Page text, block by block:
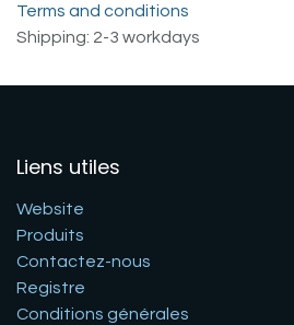
Terms and conditions
Shipping: 2-3 workdays
Liens utiles
Website
Produits
Contactez-nous
Registre
Conditions générales